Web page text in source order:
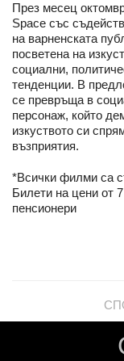
През месец
Space със
на варненската
посветена на
социални,
тенденции. В
се превръща в
персонаж, който
изкуството си
възприятия.
*Всички филми са
Билети на цени от
пенсионери